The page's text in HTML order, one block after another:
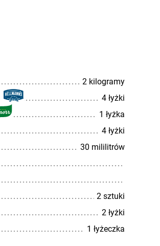
2 kilogramy
4 łyżki
1 łyżka
4 łyżki
30 mililitrów
2 sztuki
2 łyżki
1 łyżeczka